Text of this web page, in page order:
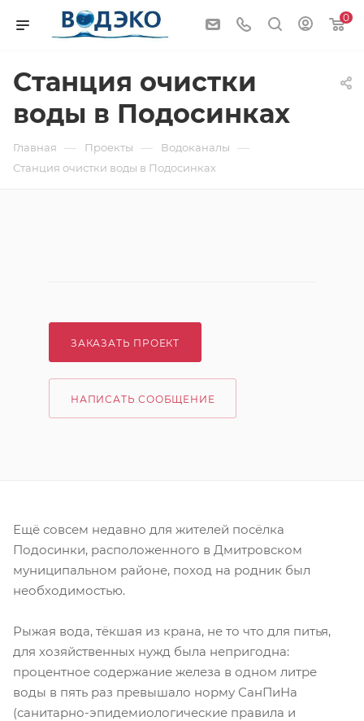
0
Станция очистки
воды в Подосинках
Главная — Проекты — Водоканалы —
Станция очистки воды в Подосинках
ЗАКАЗАТЬ ПРОЕКТ
НАПИСАТЬ СООБЩЕНИЕ
Ещё совсем недавно для жителей посёлка
Подосинки, расположенного в Дмитровском
муниципальном районе, поход на родник был
необходимостью.
Рыжая вода, тёкшая из крана, не то что для питья,
для хозяйственных нужд была непригодна:
процентное содержание железа в одном литре
воды в пять раз превышало норму СанПиНа
(санитарно-эпидемиологические правила и